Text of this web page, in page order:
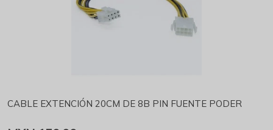
CABLE EXTENCIÓN 20CM DE 8B PIN FUENTE PODER